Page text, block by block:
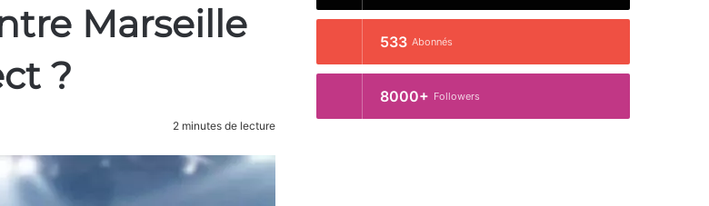
Marseille
?
2 minutes de lecture
533 Abonnés
8000+ Followers